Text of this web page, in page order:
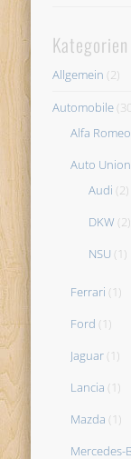
Kategorien
Allgemein (2)
Automobile
Alfa Romeo
Auto Union
Audi (2)
DKW (2)
NSU (1)
Ferrari (1)
Ford (1)
Jaguar (1)
Lancia (1)
Mazda (1)
Mercedes-